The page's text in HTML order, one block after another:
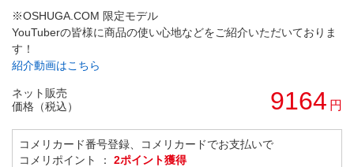
※OSHUGA.COM 限定モデル
YouTuberの皆様に商品の使い心地などをご紹介いただいておりま
す！
紹介動画はこちら
ネット販売
価格（税込）
9164 円
コメリカード番号登録、コメリカードでお支払いで
コメリポイント ： 2ポイント獲得